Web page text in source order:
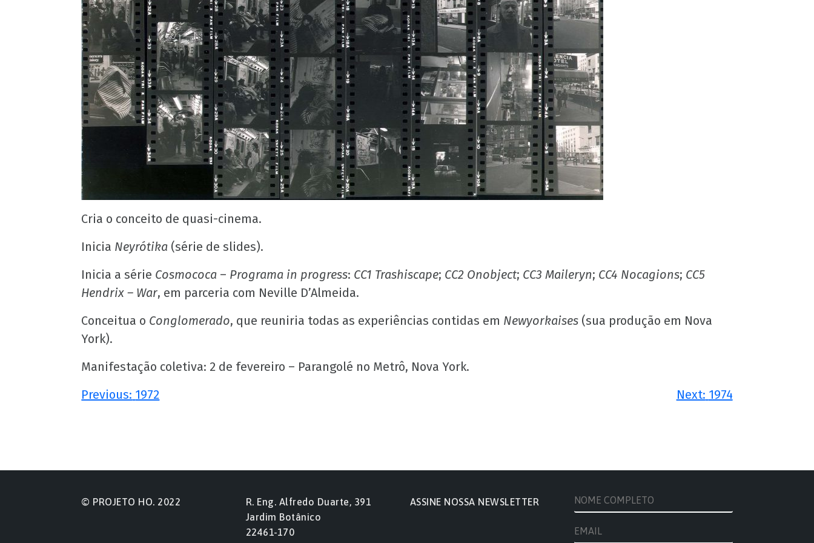
Cria o conceito de quasi-cinema.
Inicia Neyrótika (série de slides).
Inicia a série Cosmococa – Programa in progress: CC1 Trashiscape; CC2 Onobject; CC3 Maileryn; CC4 Nocagions; CC5
Hendrix – War, em parceria com Neville D’Almeida.
Conceitua o Conglomerado, que reuniria todas as experiências contidas em Newyorkaises (sua produção em Nova
York).
Manifestação coletiva: 2 de fevereiro – Parangolé no Metrô, Nova York.
Navegação
Previous: 1972 Next: 1974
© PROJETO HO. 2022
R. Eng. Alfredo Duarte, 391
Jardim Botânico
22461-170
ASSINE NOSSA NEWSLETTER